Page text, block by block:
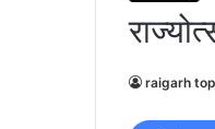
raigarh